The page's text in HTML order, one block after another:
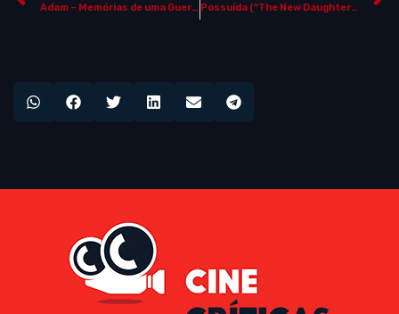
Adam – Memórias de uma Guerra (“Adam Resurrected”) Possuída (“The New Daughter”)